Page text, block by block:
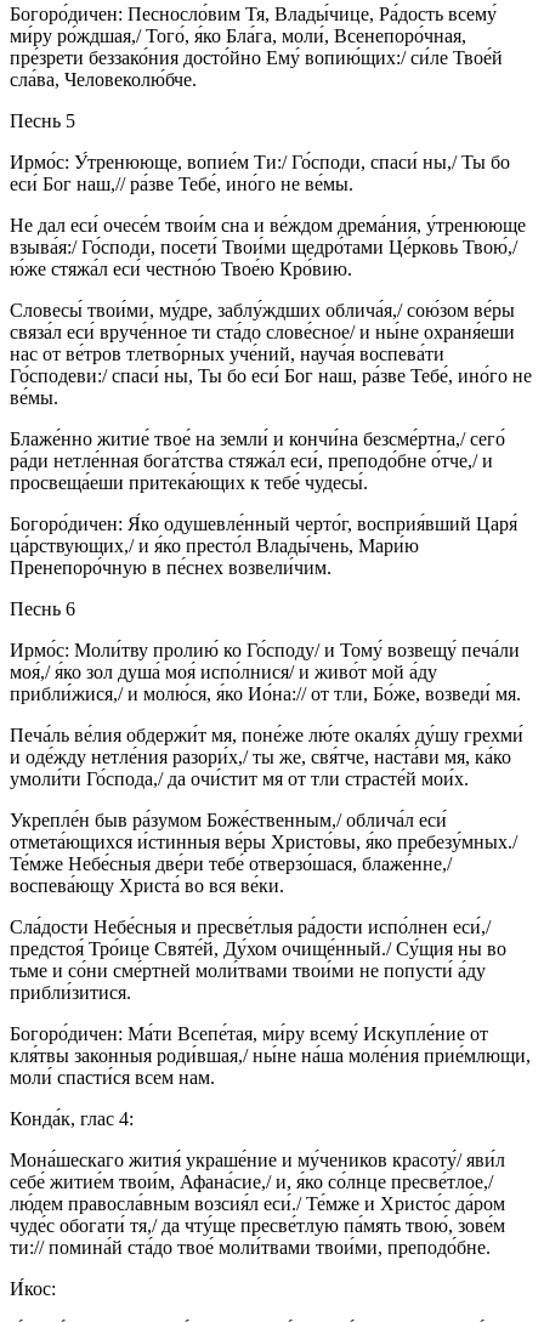
Богоро́дичен: Песносло́вим Тя, Влады́чице, Ра́дость всему́
ми́ру ро́ждшая,/ Того́, я́ко Бла́га, моли́, Всенепоро́чная,
пре́зрети беззако́ния досто́йно Ему́ вопию́щих:/ си́ле Твое́й
сла́ва, Человеколю́бче.
Песнь 5
Ирмо́с: У́тренююще, вопие́м Ти:/ Го́споди, спаси́ ны,/ Ты бо
еси́ Бог наш,// ра́зве Тебе́, ино́го не ве́мы.
Не дал еси́ очесе́м твои́м сна и ве́ждом дрема́ния, у́тренююще
взыва́я:/ Го́споди, посети́ Твои́ми щедро́тами Це́рковь Твою́,/
ю́же стяжа́л еси́ честно́ю Твое́ю Кро́вию.
Словесы́ твои́ми, му́дре, заблу́ждших облича́я,/ сою́зом ве́ры
связа́л еси́ вруче́нное ти ста́до слове́сное/ и ны́не охраня́еши
нас от ве́тров тлетво́рных уче́ний, науча́я воспева́ти
Го́сподеви:/ спаси́ ны, Ты бо еси́ Бог наш, ра́зве Тебе́, ино́го не
ве́мы.
Блаже́нно житие́ твое́ на земли́ и кончи́на безсме́ртна,/ сего́
ра́ди нетле́нная бога́тства стяжа́л еси́, преподо́бне о́тче,/ и
просвеща́еши притека́ющих к тебе́ чудесы́.
Богоро́дичен: Я́ко одушевле́нный черто́г, восприя́вший Царя́
ца́рствующих,/ и я́ко престо́л Влады́чень, Мари́ю
Пренепоро́чную в пе́снех возвели́чим.
Песнь 6
Ирмо́с: Моли́тву пролию́ ко Го́споду/ и Тому́ возвещу́ печа́ли
моя́,/ я́ко зол душа́ моя́ испо́лнися/ и живо́т мой а́ду
прибли́жися,/ и молю́ся, я́ко Ио́на:// от тли, Бо́же, возведи́ мя.
Печа́ль ве́лия обдержи́т мя, поне́же лю́те окаля́х ду́шу грехми́
и оде́жду нетле́ния разори́х,/ ты же, свя́тче, наста́ви мя, ка́ко
умоли́ти Го́спода,/ да очи́стит мя от тли страсте́й мои́х.
Укрепле́н быв ра́зумом Боже́ственным,/ облича́л еси́
отмета́ющихся и́стинныя ве́ры Христо́вы, я́ко пребезу́мных./
Те́мже Небе́сныя две́ри тебе́ отверзо́шася, блаже́нне,/
воспева́ющу Христа́ во вся ве́ки.
Сла́дости Небе́сныя и пресве́тлыя ра́дости испо́лнен еси́,/
предстоя́ Тро́ице Святе́й, Ду́хом очище́нный./ Су́щия ны во
тьме и со́ни сме́ртней моли́твами твои́ми не попусти́ а́ду
прибли́зитися.
Богоро́дичен: Ма́ти Всепе́тая, ми́ру всему́ Искупле́ние от
кля́твы законныя роди́вшая,/ ны́не на́ша моле́ния прие́млющи,
моли́ спасти́ся всем нам.
Конда́к, глас 4:
Мона́шескаго жития́ украше́ние и му́чеников красоту́/ яви́л
себе́ житие́м твои́м, Афана́сие,/ и, я́ко со́лнце пресве́тлое,/
лю́дем правосла́вным возсия́л еси́./ Те́мже и Христо́с да́ром
чуде́с обогати́ тя,/ да чту́ще пресве́тлую па́мять твою́, зове́м
ти:// помина́й ста́до твое́ моли́твами твои́ми, преподо́бне.
И́кос: